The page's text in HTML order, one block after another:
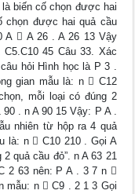
biến cố chọn được hai
chọn được hai quả cầu
A  A 26 . A 26 13 Vậy
45 Câu 33. Xác
hỏi Hình học là P 3 .
gian mẫu là: n  C12
mỗi loại có đúng 2
. n A 90 15 Vậy: P A .
nhiên từ hộp ra 4 quả
là: n  C10 210 . Gọi A
quả cầu đỏ”. n A 63 21
2 63 nên: P A . 3 7 n 
mẫu: n  C9 . 2 1 3 Gọi